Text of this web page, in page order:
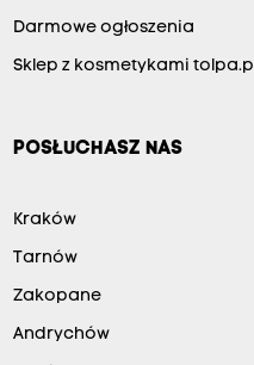
Darmowe ogłoszenia
Sklep z kosmetykami tolpa.pl
POSŁUCHASZ NAS
Kraków
Tarnów
Zakopane
Andrychów